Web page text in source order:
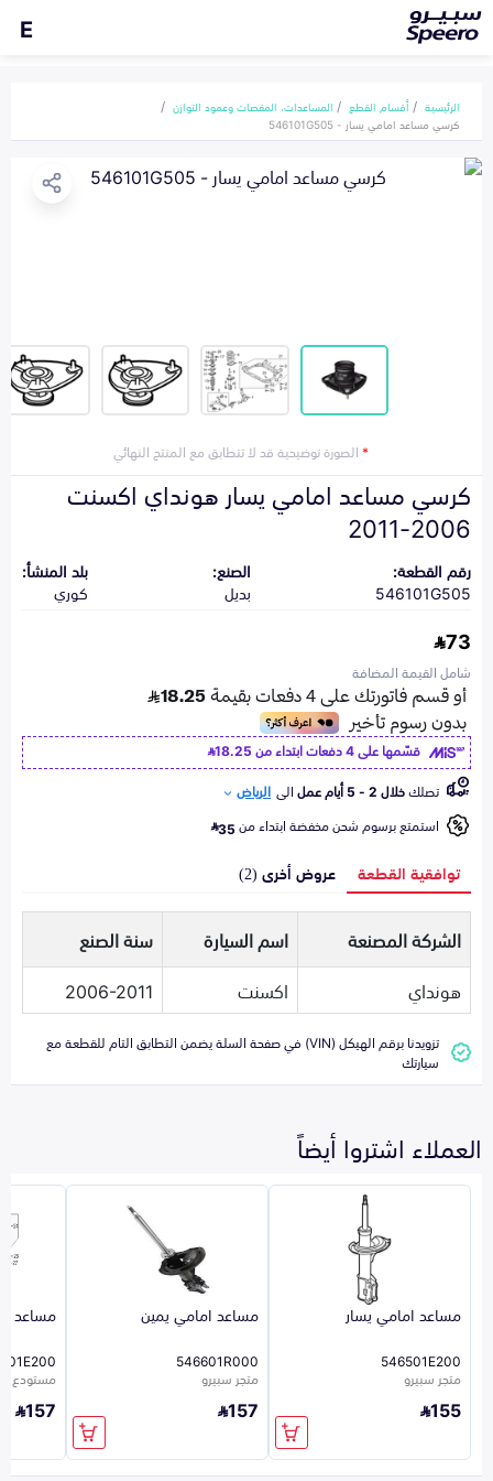
E
الرئيسية أقسام القطع
المساعدات، المقصات وعمود التوازن
كرسي مساعد امامي يسار - 546101G505
*الصورة توضيحية قد لا تتطابق مع المنتج النهائي
كرسي مساعد امامي يسار هونداي اكسنت
2006-2011
رقم القطعة:
546101G505
الصنع:
بديل
بلد المنشأ:
كوري
73
شامل القيمة المضافة
قسّمها على 4 دفعات ابتداء من
18.25
تصلكخلال 2 - 5 أيام عمل الى الرياض
استمتع برسوم شحن مخفضة ابتداء من35
توافقية القطعة عروض أخرى (2)
الشركة المصنعة اسم السيارة
سنة الصنع
هونداي
اكسنت 2006-2011
تزويدنا برقم الهيكل (VIN) في صفحة السلة يضمن التطابق التام للقطعة مع
سيارتك
العملاء اشتروا أيضاً
مساعد امامي يسار
546501E200
متجر سبيرو
155
مساعد امامي يمين
546601R000
متجر سبيرو
157
مساعد
مستودع
157